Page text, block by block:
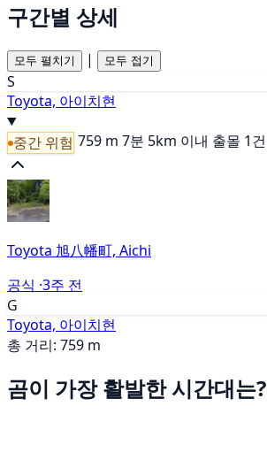
구간별 상세
모두 펼치기 | 모두 접기
S
Toyota, 아이치현
중간 위험 759 m 7분 5km 이내 출몰 1건
Toyota 旭八幡町, Aichi
공식 ·3주 전
G
Toyota, 아이치현
총 거리: 759 m
곰이 가장 활발한 시간대는?